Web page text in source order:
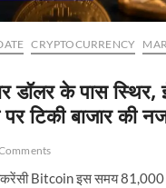
CRYPTOCURRENCY
डॉलर के पास स्थिर,
टिकी बाजार की
Bitcoin इस समय